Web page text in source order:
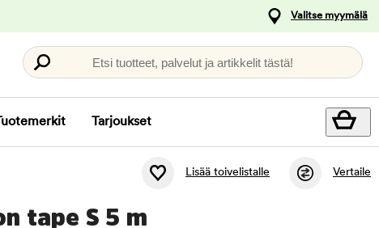
Valitse myymälä
Etsi tuotteet, palvelut ja artikkelit tästä!
Tuotemerkit Tarjoukset
Lisää toivelistalle Vertaile
tape S 5 m